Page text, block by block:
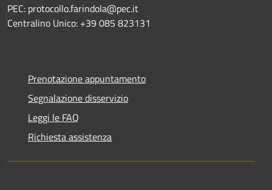
PEC: protocollo.farindola@pec.it
Centralino Unico: +39 085 823131
Prenotazione appuntamento
Segnalazione disservizio
Leggi le FAQ
Richiesta assistenza